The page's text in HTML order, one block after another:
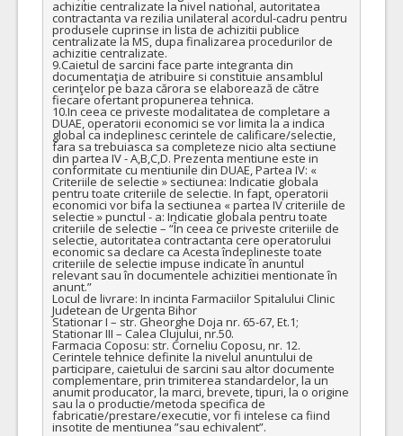
achizitie centralizate la nivel national, autoritatea
contractanta va rezilia unilateral acordul-cadru pentru
produsele cuprinse in lista de achizitii publice
centralizate la MS, dupa finalizarea procedurilor de
achizitie centralizate.
9.Caietul de sarcini face parte integranta din
documentaţia de atribuire si constituie ansamblul
cerinţelor pe baza cărora se elaborează de către
fiecare ofertant propunerea tehnica.
10.In ceea ce priveste modalitatea de completare a
DUAE, operatorii economici se vor limita la a indica
global ca indeplinesc cerintele de calificare/selectie,
fara sa trebuiasca sa completeze nicio alta sectiune
din partea IV - A,B,C,D. Prezenta mentiune este in
conformitate cu mentiunile din DUAE, Partea IV: «
Criteriile de selectie » sectiunea: Indicatie globala
pentru toate criteriile de selectie. In fapt, operatorii
economici vor bifa la sectiunea « partea IV criteriile de
selectie » punctul - a: Indicatie globala pentru toate
criteriile de selectie – “În ceea ce priveste criteriile de
selectie, autoritatea contractanta cere operatorului
economic sa declare ca Acesta îndeplineste toate
criteriile de selectie impuse indicate în anuntul
relevant sau în documentele achizitiei mentionate în
anunt.”
Locul de livrare: In incinta Farmaciilor Spitalului Clinic
Judetean de Urgenta Bihor
Stationar I – str. Gheorghe Doja nr. 65-67, Et.1;
Stationar III – Calea Clujului, nr.50.
Farmacia Coposu: str. Corneliu Coposu, nr. 12.
Cerintele tehnice definite la nivelul anuntului de
participare, caietului de sarcini sau altor documente
complementare, prin trimiterea standardelor, la un
anumit producator, la marci, brevete, tipuri, la o origine
sau la o productie/metoda specifica de
fabricatie/prestare/executie, vor fi intelese ca fiind
insotite de mentiunea ”sau echivalent”.